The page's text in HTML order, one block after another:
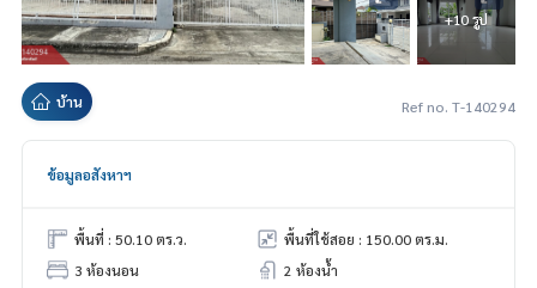
+10 รูป
บ้าน Ref no. T-140294
ข้อมูลอสังหาฯ
พื้นที่ : 50.10 ตร.ว.
พื้นที่ใช้สอย : 150.00 ตร.ม.
3 ห้องนอน
2 ห้องน้ำ